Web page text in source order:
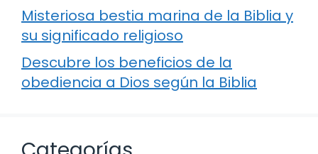
Misteriosa bestia marina de la Biblia y
su significado religioso
Descubre los beneficios de la
obediencia a Dios según la Biblia